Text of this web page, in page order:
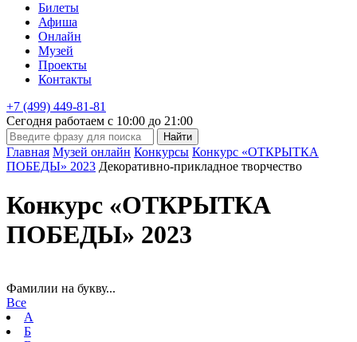
Билеты
Афиша
Онлайн
Музей
Проекты
Контакты
+7 (499) 449-81-81
Сегодня работаем с 10:00 до 21:00
Главная Музей онлайн Конкурсы Конкурс «ОТКРЫТКА
ПОБЕДЫ» 2023 Декоративно-прикладное творчество
Конкурс «ОТКРЫТКА
ПОБЕДЫ» 2023
Фамилии на букву...
Все
А
Б